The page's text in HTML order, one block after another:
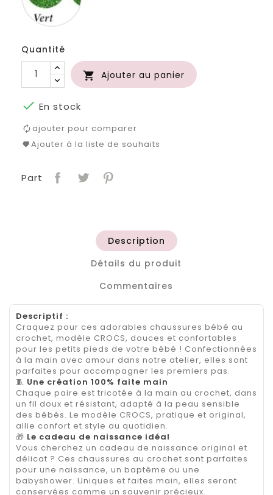
Quantité
 Ajouter au panier
 En stock
ajouter pour comparer
Ajouter à la liste de souhaits
Part
Description
Détails du produit
Commentaires
Descriptif :
Craquez pour ces adorables chaussures bébé au
crochet, modèle CROCS, douces et confortables
pour les petits pieds de votre bébé ! Confectionnées
à la main avec amour dans notre atelier, elles sont
parfaites pour accompagner les premiers pas.
🧵 Une création 100% faite main
Chaque paire est tricotée à la main au crochet, dans
un fil doux et résistant, adapté à la peau sensible
des bébés. Le modèle CROCS, pratique et original,
allie confort et style au quotidien.
🎁 Le cadeau de naissance idéal
Vous cherchez un cadeau de naissance original et
délicat ? Ces chaussures au crochet sont parfaites
pour une naissance, un baptême ou une
babyshower. Uniques et faites main, elles seront
conservées comme un souvenir précieux.